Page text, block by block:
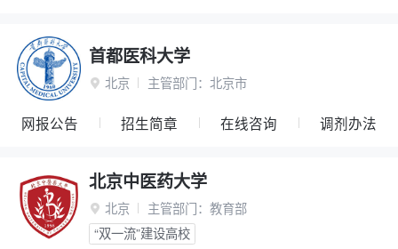
首都医科大学
 北京 主管部门： 北京市
网报公告 招生简章 在线咨询 调剂办法
北京中医药大学
 北京 主管部门： 教育部
“双一流”建设高校